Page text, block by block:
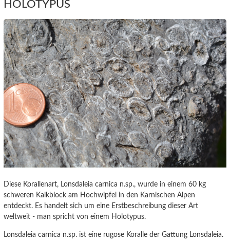
HOLOTYPUS
Diese Korallenart, Lonsdaleia carnica n.sp., wurde in einem 60 kg
schweren Kalkblock am Hochwipfel in den Karnischen Alpen
entdeckt. Es handelt sich um eine Erstbeschreibung dieser Art
weltweit - man spricht von einem Holotypus.
Lonsdaleia carnica n.sp. ist eine rugose Koralle der Gattung Lonsdaleia.